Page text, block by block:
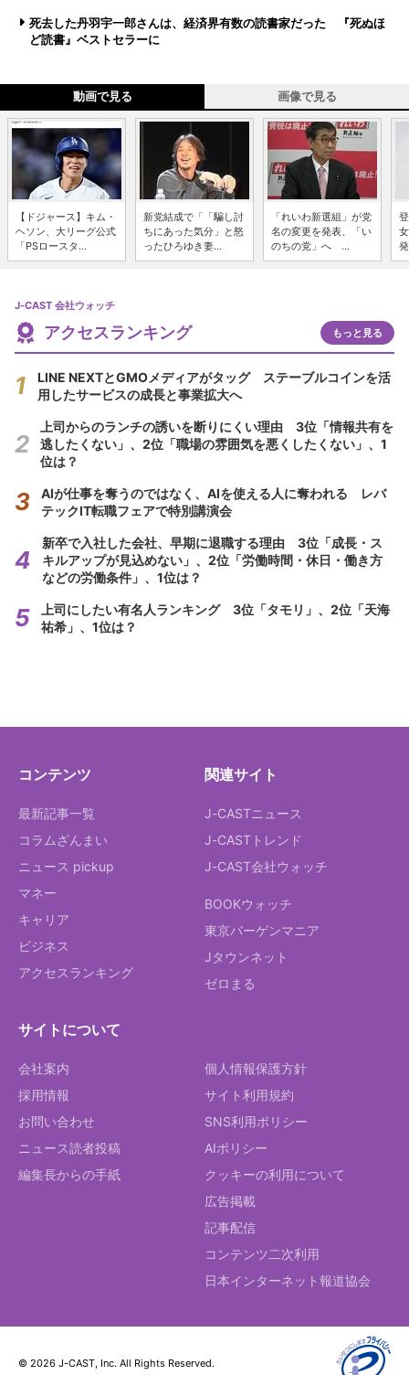
死去した丹羽宇一郎さんは、経済界有数の読書家だった 『死ぬほ
ど読書』ベストセラーに
動画で見る 画像で見る
【ドジャース】キム・
ヘソン、大リーグ公式
「PSロースタ...
新党結成で「「騙し討
ちにあった気分」と怒
ったひろゆき妻...
「れいわ新選組」が党
名の変更を発表、「い
のちの党」へ ...
J-CAST 会社ウォッチ
アクセスランキング もっと見る
LINE NEXTとGMOメディアがタッグ ステーブルコインを活
用したサービスの成長と事業拡大へ
上司からのランチの誘いを断りにくい理由 3位「情報共有を
逃したくない」、2位「職場の雰囲気を悪くしたくない」、1
位は？
AIが仕事を奪うのではなく、AIを使える人に奪われる レバ
テックIT転職フェアで特別講演会
新卒で入社した会社、早期に退職する理由 3位「成長・ス
キルアップが見込めない」、2位「労働時間・休日・働き方
などの労働条件」、1位は？
上司にしたい有名人ランキング 3位「タモリ」、2位「天海
祐希」、1位は？
コンテンツ
最新記事一覧
コラムざんまい
ニュース pickup
マネー
キャリア
ビジネス
アクセスランキング
関連サイト
J-CASTニュース
J-CASTトレンド
J-CAST会社ウォッチ
BOOKウォッチ
東京バーゲンマニア
Jタウンネット
ゼロまる
サイトについて
会社案内
採用情報
お問い合わせ
ニュース読者投稿
編集長からの手紙
個人情報保護方針
サイト利用規約
SNS利用ポリシー
AIポリシー
クッキーの利用について
広告掲載
記事配信
コンテンツ二次利用
日本インターネット報道協会
© 2026 J-CAST, Inc. All Rights Reserved.